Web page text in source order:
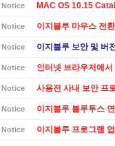
Notice MAC OS 10.15
Notice 이지블루 마우스 전
Notice 이지블루 보안 및 버
Notice 인터넷 브라우저에
Notice 사용전 사내 보안 프
Notice 이지블루 블루투스
Notice 이지블루 프로그램